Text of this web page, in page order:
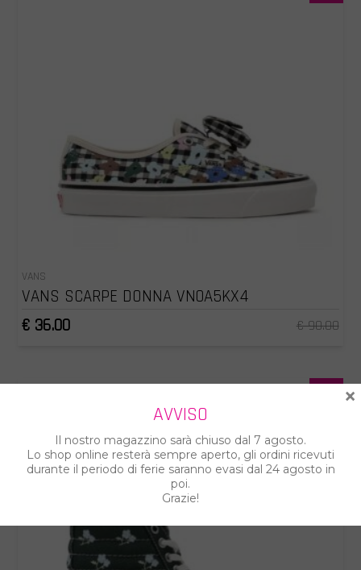
VANS
VANS SCARPE DONNA VN0A5KX4
€ 36.00
€ 90.00
AVVISO
Il nostro magazzino sarà chiuso dal 7 agosto.
Lo shop online resterà sempre aperto, gli ordini ricevuti
durante il periodo di ferie saranno evasi dal 24 agosto in
poi.
Grazie!
×